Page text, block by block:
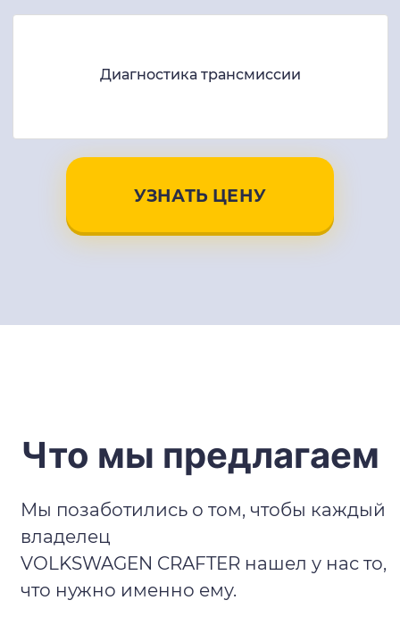
Диагностика трансмиссии
УЗНАТЬ ЦЕНУ
Что мы предлагаем
Мы позаботились о том, чтобы каждый
владелец
VOLKSWAGEN CRAFTER нашел у нас то,
что нужно именно ему.